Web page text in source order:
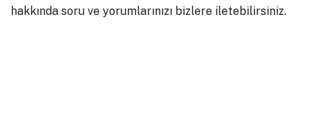
hakkında soru ve yorumlarınızı bizlere iletebilirsiniz.